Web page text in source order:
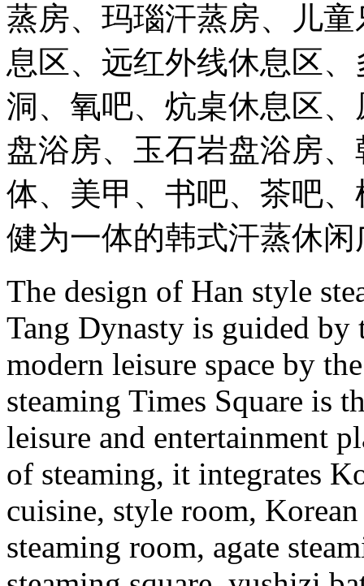
蒸房、玛瑙汗蒸房、儿
息区、远红外线休息区
洞、氧吧、炕桌休息区
盘浴房、玉石岩盘浴房
体、美甲、书吧、茶吧
健为一体的韩式汗蒸休闲
The design of Han style
Tang Dynasty is guided by
modern leisure space by
steaming Times Square is
leisure and entertainment
of steaming, it integrates
cuisine, style room,
steaming room, agate